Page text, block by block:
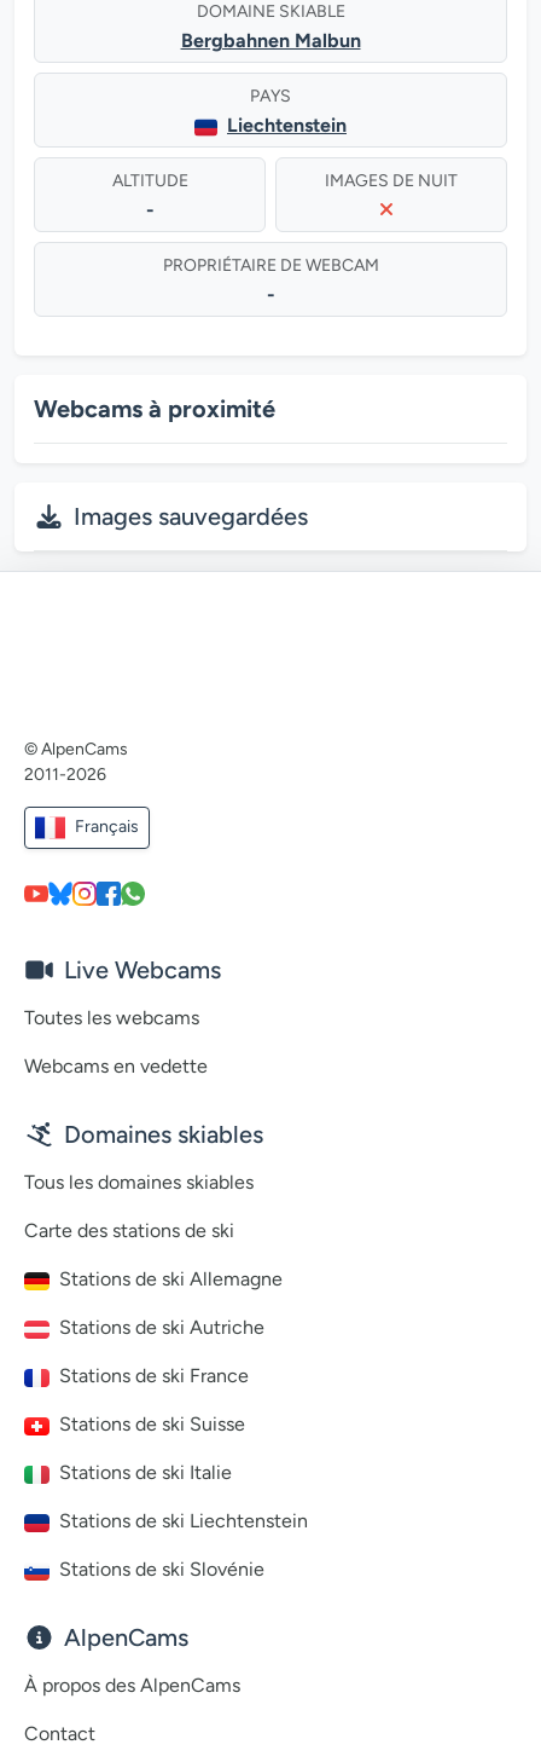
DOMAINE SKIABLE
Bergbahnen Malbun
PAYS
Liechtenstein
ALTITUDE
-
IMAGES DE NUIT
PROPRIÉTAIRE DE WEBCAM
-
Webcams à proximité
Images sauvegardées
© AlpenCams
2011-2026
Français
Live Webcams
Toutes les webcams
Webcams en vedette
Domaines skiables
Tous les domaines skiables
Carte des stations de ski
Stations de ski Allemagne
Stations de ski Autriche
Stations de ski France
Stations de ski Suisse
Stations de ski Italie
Stations de ski Liechtenstein
Stations de ski Slovénie
AlpenCams
À propos des AlpenCams
Contact